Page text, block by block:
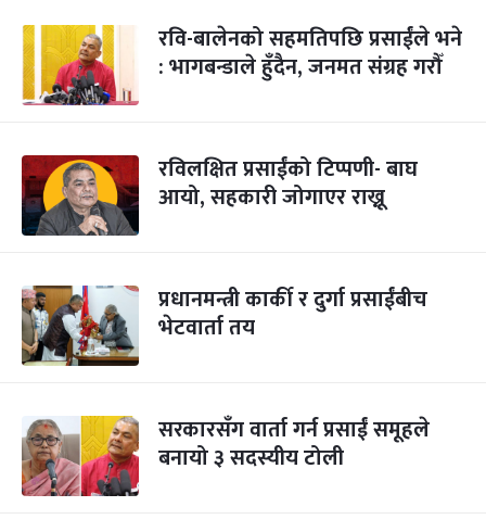
रवि-बालेनको सहमतिपछि प्रसाईंले भने
: भागबन्डाले हुँदैन, जनमत संग्रह गरौँ
रविलक्षित प्रसाईंको टिप्पणी- बाघ
आयो, सहकारी जोगाएर राख्नू
प्रधानमन्त्री कार्की र दुर्गा प्रसाईंबीच
भेटवार्ता तय
सरकारसँग वार्ता गर्न प्रसाईं समूहले
बनायो ३ सदस्यीय टोली